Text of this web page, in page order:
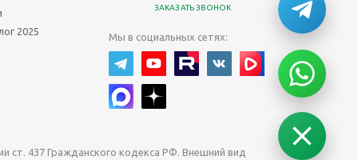
2025
ЗАКАЗАТЬ ЗВОНОК
Мы в социальных сетях:
ст. 437 Гражданского кодекса РФ. Внешний вид